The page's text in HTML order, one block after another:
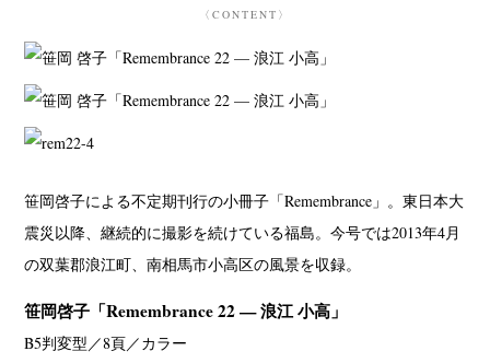
〈CONTENT〉
笹岡啓子による不定期刊行の小冊子「Remembrance」。東日本大
震災以降、継続的に撮影を続けている福島。今号では2013年4月
の双葉郡浪江町、南相馬市小高区の風景を収録。
笹岡啓子「Remembrance 22 — 浪江 小高」
B5判変型／8頁／カラー